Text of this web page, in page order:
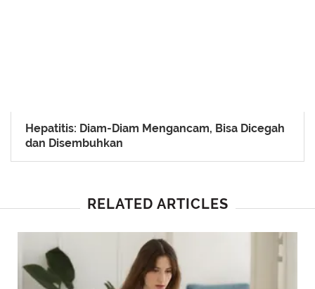
Hepatitis: Diam-Diam Mengancam, Bisa Dicegah
dan Disembuhkan
RELATED ARTICLES